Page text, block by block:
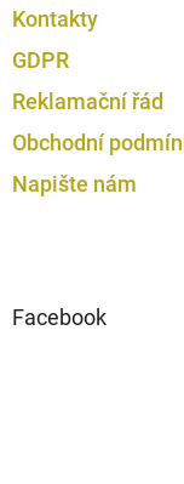
Kontakty
GDPR
Reklamační řád
Obchodní
Napište nám
Facebook